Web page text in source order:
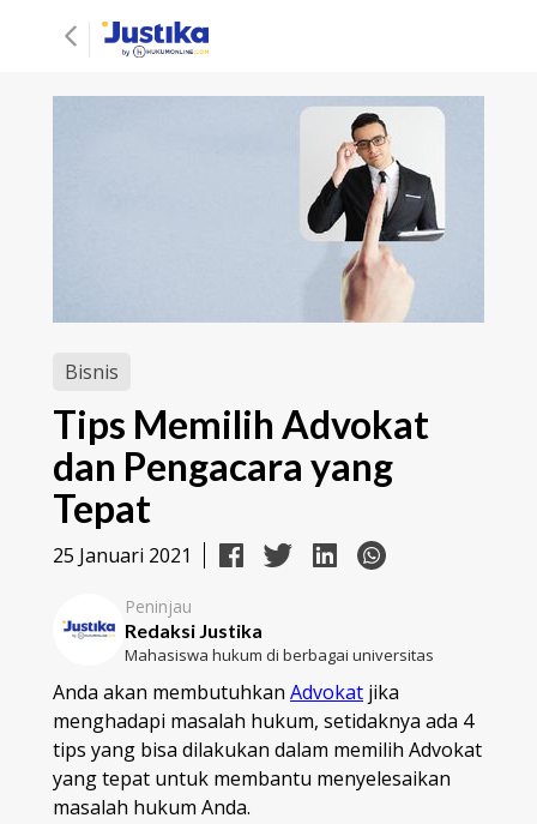
Bisnis
Tips Memilih Advokat
dan Pengacara yang
Tepat
25 Januari 2021
Peninjau
Redaksi Justika
Mahasiswa hukum di berbagai universitas
Anda akan membutuhkan Advokat jika
menghadapi masalah hukum, setidaknya ada 4
tips yang bisa dilakukan dalam memilih Advokat
yang tepat untuk membantu menyelesaikan
masalah hukum Anda.